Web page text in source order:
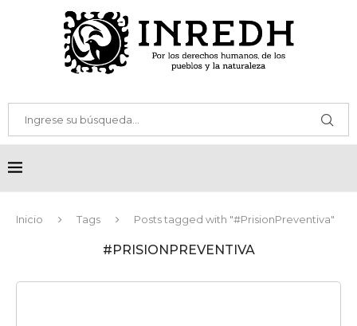
Inicio Tags Posts tagged with "#PrisionPreventiva"
#PRISIONPREVENTIVA